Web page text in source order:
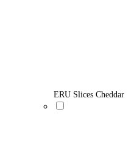
ERU Slices Cheddar